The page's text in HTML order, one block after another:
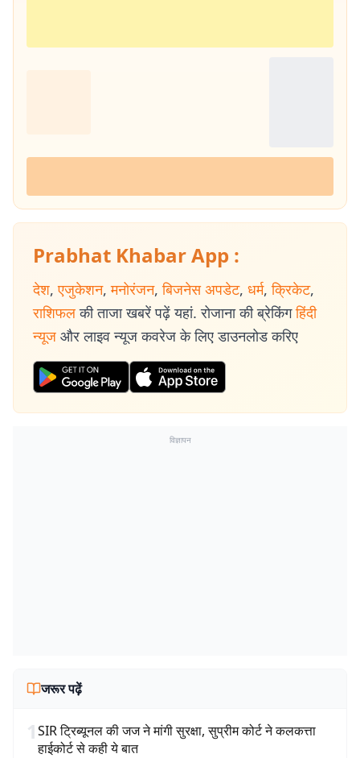
Prabhat Khabar App :
देश, एजुकेशन, मनोरंजन, बिजनेस अपडेट, धर्म, क्रिकेट,
राशिफल की ताजा खबरें पढ़ें यहां. रोजाना की ब्रेकिंग हिंदी
न्यूज और लाइव न्यूज कवरेज के लिए डाउनलोड करिए
विज्ञापन
जरूर पढ़ें
1SIR ट्रिब्यूनल की जज ने मांगी सुरक्षा, सुप्रीम कोर्ट ने कलकत्ता
हाईकोर्ट से कही ये बात